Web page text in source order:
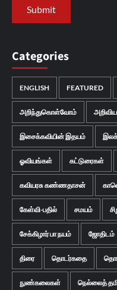
Categories
ENGLISH FEATURED
அறிந்துகொள்வோம்
இசைக்கவியின் இதயம்
ஓவியங்கள் கட்டுரைகள்
கவியரசு கண்ணதாசன்
கேள்வி-பதில் சமயம்
சேக்கிழார் பா நயம் ஜோதிடம்
திரை தொடர்கதை
நுண்கலைகள் நெல்லைத்